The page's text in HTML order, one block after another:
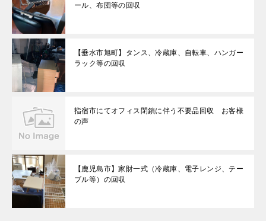
ール、布団等の回収
【垂水市旭町】タンス、冷蔵庫、自転車、ハンガー
ラック等の回収
指宿市にてオフィス閉鎖に伴う不要品回収 お客様
の声
【鹿児島市】家財一式（冷蔵庫、電子レンジ、テー
ブル等）の回収